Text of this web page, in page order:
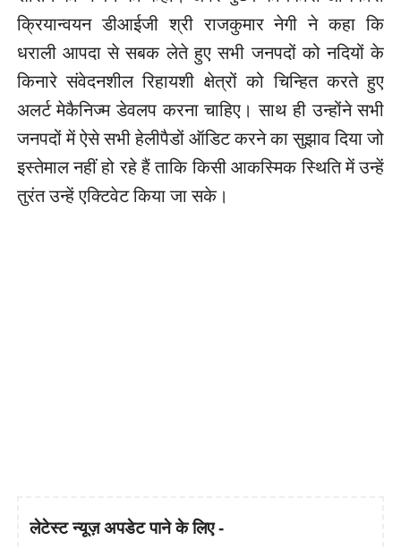
क्रियान्वयन डीआईजी श्री राजकुमार नेगी ने कहा कि
धराली आपदा से सबक लेते हुए सभी जनपदों को नदियों के
किनारे संवेदनशील रिहायशी क्षेत्रों को चिन्हित करते हुए
अलर्ट मेकैनिज्म डेवलप करना चाहिए। साथ ही उन्होंने सभी
जनपदों में ऐसे सभी हेलीपैडों ऑडिट करने का सुझाव दिया जो
इस्तेमाल नहीं हो रहे हैं ताकि किसी आकस्मिक स्थिति में उन्हें
तुरंत उन्हें एक्टिवेट किया जा सके।
लेटेस्ट न्यूज़ अपडेट पाने के लिए -